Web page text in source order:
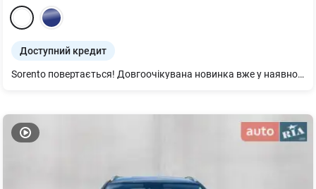
Доступний кредит
Sorento повертається! Довгоочікувана новинка вже у наявності! Двигун - 2.2 дизель 194 к. с., КПП - 8DCT, повний привід. Гарантія 5 років або 150000 км. Детальніше по телефону.